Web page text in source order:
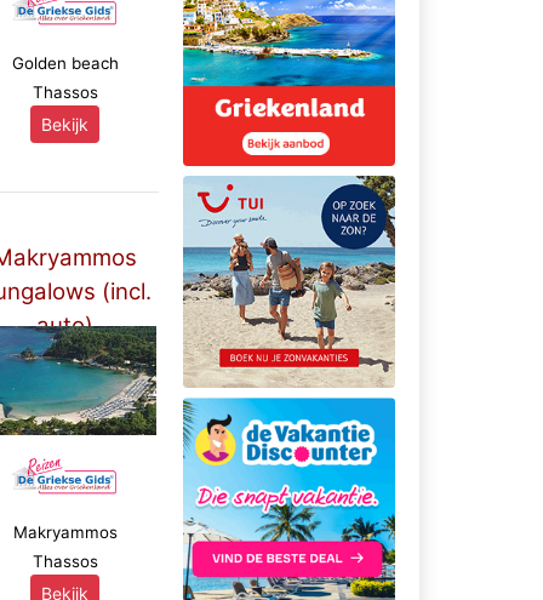
Golden beach
Thassos
Bekijk
(incl.
auto)
****
Makryammos
Thassos
Bekijk